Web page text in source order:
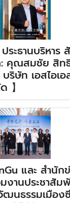
ระธานบริหาร
คุณสมชัย สิท
ริษัท เอสไอเ
】
และ สำนั
งานประชาสัม
ฒนธรรมเมือง